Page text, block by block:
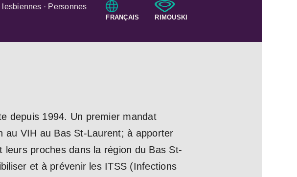
· Personnes
FRANÇAIS RIMOUSKI
depuis 1994. Un premier mandat
au VIH au Bas St-Laurent; à apporter
proches dans la région du Bas St-
et à prévenir les ITSS (Infections